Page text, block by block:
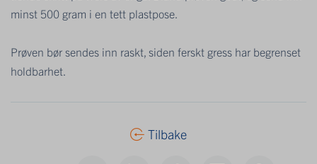
minst 500 gram i en tett plastpose.
Prøven bør sendes inn raskt, siden ferskt gress har begrenset
holdbarhet.
Tilbake